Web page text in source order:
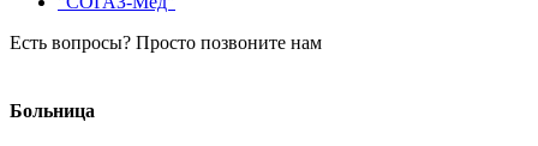
Есть вопросы? Просто позвоните нам
Больница